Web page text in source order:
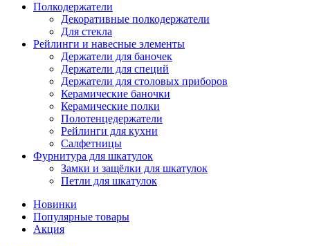
Полкодержатели
Декоративные полкодержатели
Для стекла
Рейлинги и навесные элементы
Держатели для баночек
Держатели для специй
Держатели для столовых приборов
Керамические баночки
Керамические полки
Полотенцедержатели
Рейлинги для кухни
Салфетницы
Фурнитура для шкатулок
Замки и защёлки для шкатулок
Петли для шкатулок
Новинки
Популярные товары
Акция